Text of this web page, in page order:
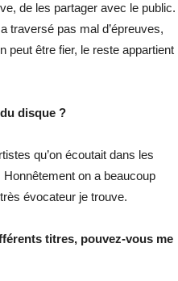
de les partager avec le public.
traversé pas mal d’épreuves,
peut être fier, le reste appartient
disque ?
qu’on écoutait dans les
Honnêtement on a beaucoup
évocateur je trouve.
titres, pouvez-vous me